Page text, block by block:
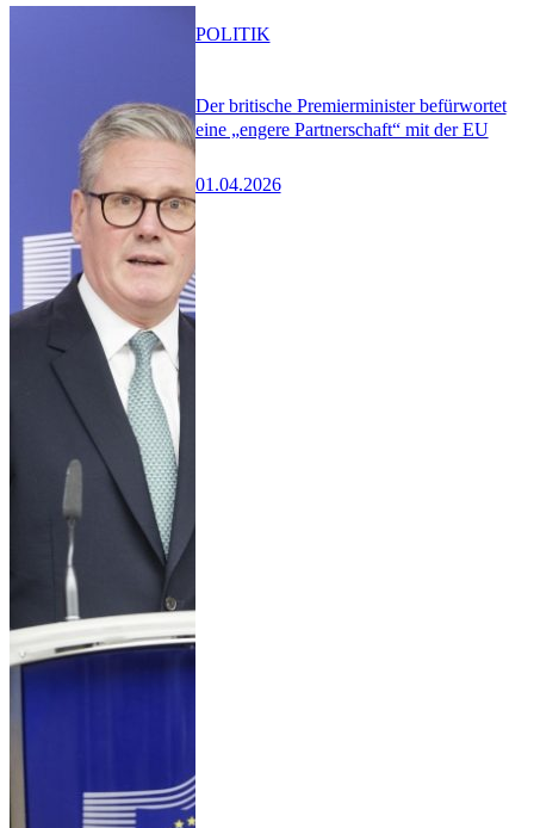
Der britische Premierminister befürwortet
eine „engere Partnerschaft“ mit der EU
01.04.2026
POLITIK